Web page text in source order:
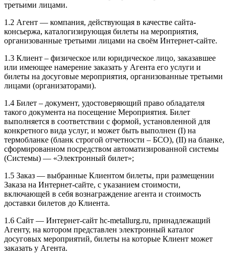
третьими лицами.
1.2 Агент — компания, действующая в качестве сайта-
консьержа, каталогизирующая билеты на мероприятия,
организованные третьими лицами на своём Интернет-сайте.
1.3 Клиент – физическое или юридическое лицо, заказавшее
или имеющее намерение заказать у Агента его услуги и
билеты на досуговые мероприятия, организованные третьими
лицами (организаторами).
1.4 Билет – документ, удостоверяющий право обладателя
такого документа на посещение Мероприятия. Билет
выполняется в соответствии с формой, установленной для
конкретного вида услуг, и может быть выполнен (I) на
термобланке (бланк строгой отчетности – БСО), (II) на бланке,
сформированном посредством автоматизированной системы
(Системы) — «Электронный билет»;
1.5 Заказ — выбранные Клиентом билеты, при размещении
Заказа на Интернет-сайте, с указанием стоимости,
включающей в себя вознаграждение агента и стоимость
доставки билетов до Клиента.
1.6 Сайт — Интернет-сайт hc-metallurg.ru, принадлежащий
Агенту, на котором представлен электронный каталог
досуговых мероприятий, билеты на которые Клиент может
заказать у Агента.